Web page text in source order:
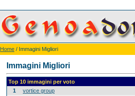
Home / Immagini Migliori
Immagini Migliori
Top 10 immagini per voto
1
vortice group